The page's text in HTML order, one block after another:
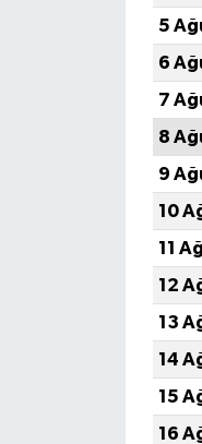
5
6
7
8
9
10
11
12
13
14
15
16
TEKNOLOJİ